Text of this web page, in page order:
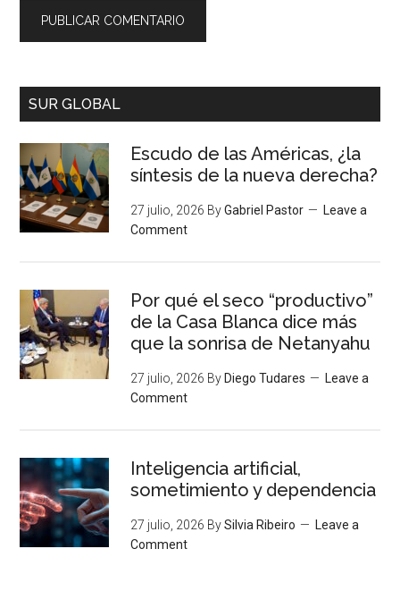
SUR GLOBAL
Escudo de las Américas, ¿la
síntesis de la nueva derecha?
27 julio, 2026 ByGabriel Pastor
Leave a
Comment
Por qué el seco “productivo”
de la Casa Blanca dice más
que la sonrisa de Netanyahu
27 julio, 2026 By Diego Tudares
Leave a
Comment
Inteligencia artificial,
sometimiento y dependencia
27 julio, 2026 BySilvia Ribeiro
Leave a
Comment